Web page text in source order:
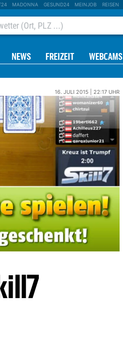
MADONNA GESUND24 MEINJOB REISEN
NEWS FREIZEIT WEBCAMS
16. JULI 2015 | 22:17 UHR